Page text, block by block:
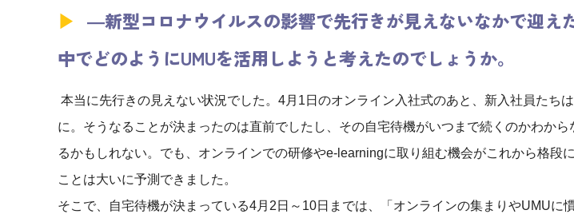
―新型コロナウイルスの影響で先行きが見えないなかで迎え
中でどのようにUMUを活用しようと考えたのでしょうか。
本当に先行きの見えない状況でした。4月1日のオンライン入社式のあと、新入社員たち
に。そうなることが決まったのは直前でしたし、その自宅待機がいつまで続くのかわから
るかもしれない。でも、オンラインでの研修やe-learningに取り組む機会がこれから格段
ことは大いに予測できました。
そこで、自宅待機が決まっている4月2日～10日までは、「オンラインの集まりやUMUに